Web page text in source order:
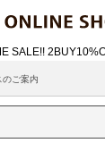
ご案内